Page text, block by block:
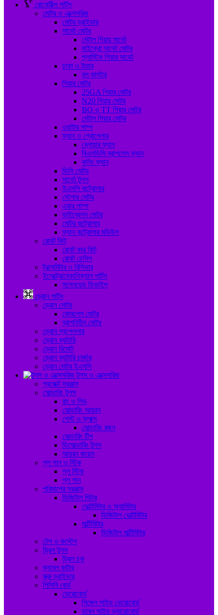
রোবোটিক্স পার্টস
মোটর ও এক্সেসরিজ
মোটর ড্রাইভার
সার্ভো মোটর
মেটাল গিয়ার সার্ভো
মাইক্রো সার্ভো মোটর
প্লাস্টিক গিয়ার সার্ভো
চাকা ও টায়ার
বল কাস্টার
গিয়ার মোটর
25GA গিয়ার মোটর
N20 গিয়ার মোটর
BO ও TT গিয়ার মোটর
মেটাল গিয়ার মোটর
ওয়াটার পাম্প
ফ্যান ও প্রোপেলার
ব্লোয়ার ফ্যান
বিএলডিসি ব্রাশলেস ফ্যান
কুলিং ফ্যান
ডিসি মোটর
সার্ভো টুলস
ইএসসি কন্ট্রোলার
স্টেপার মোটর
এয়ার পাম্প
ভাইব্রেশন মোটর
মোটর কন্ট্রোলার
ফ্যান কন্ট্রোলার মডিউল
রোবট কিট
রোবট কার কিট
রোবট চেসিস
ট্রান্সমিটার ও রিসিভার
ইলেক্ট্রোমেকানিক্যাল পার্টস
সলেনয়েড ডিভাইস
ড্রোন পার্টস
ড্রোন মোটর
কোরলেস মোটর
ব্রাশবিহীন মোটর
ড্রোন প্রপেললার
ড্রোন ব্যাটারি
ড্রোন রিমোট
ড্রোন ব্যাটারি চার্জার
ড্রোন মোটর ইএসসি
টুলস ও এক্সেসরিজ
প্রজেক্ট সরঞ্জাম
সোল্ডারিং টুলস
রাং ও লিড
সোল্ডারিং আয়রন
পেস্ট ও ফ্লাক্স
সোল্ডারিং রজন
সোল্ডারিং টিপ
ডিসোল্ডারিং টুলস
আয়রন কয়েল
গ্লু গান ও স্টিক
গ্লু স্টিক
গ্লু গান
পরিমাপের সরঞ্জাম
ডিজিটাল মিটার
ভোল্টমিটার ও অ্যামিটার
ডিজিটাল ভোল্টমিটার
মাল্টিমিটার
ডিজিটাল মাল্টিমিটার
টেপ ও কস্টেপ
ড্রিল টুলস
ড্রিল চক
ক্যাবল কাটার
স্ক্রু ড্রাইভার
পিসিবি বোর্ড
ভেরোবোর্ড
সিঙ্গেল সাইড ভেরোবোর্ড
ডাবল সাইড ভ্যারোবোর্ড